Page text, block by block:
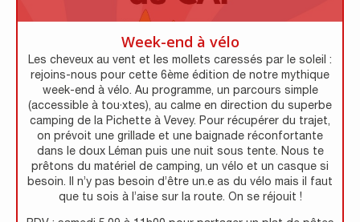
Week-end à vélo
Les cheveux au vent et les mollets caressés par le soleil :
rejoins-nous pour cette 6ème édition de notre mythique
week-end à vélo. Au programme, un parcours simple
(accessible à tou·xtes), au calme en direction du superbe
camping de la Pichette à Vevey. Pour récupérer du trajet,
on prévoit une grillade et une baignade réconfortante
dans le doux Léman puis une nuit sous tente. Nous te
prêtons du matériel de camping, un vélo et un casque si
besoin. Il n’y pas besoin d’être un.e as du vélo mais il faut
que tu sois à l’aise sur la route. On se réjouit !